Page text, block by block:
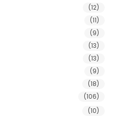
(12)
(11)
(9)
(13)
(13)
(9)
(18)
(106)
(10)